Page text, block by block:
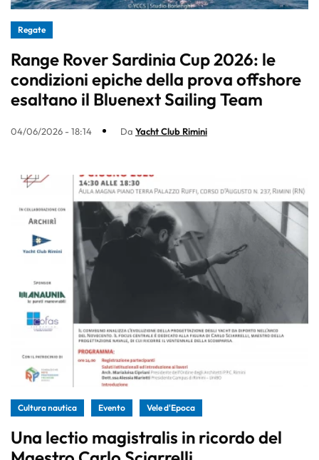
Regate
Range Rover Sardinia Cup 2026: le
condizioni epiche della prova offshore
esaltano il Bluenext Sailing Team
04/06/2026 - 18:14 Da Yacht Club Rimini
Cultura nautica Evento Vele d'Epoca
Una lectio magistralis in ricordo del